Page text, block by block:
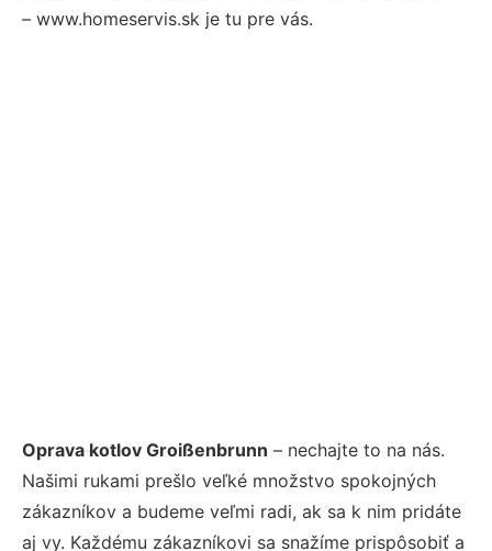
– www.homeservis.sk je tu pre vás.
Oprava kotlov Groißenbrunn – nechajte to na nás.
Našimi rukami prešlo veľké množstvo spokojných
zákazníkov a budeme veľmi radi, ak sa k nim pridáte
aj vy. Každému zákazníkovi sa snažíme prispôsobiť a